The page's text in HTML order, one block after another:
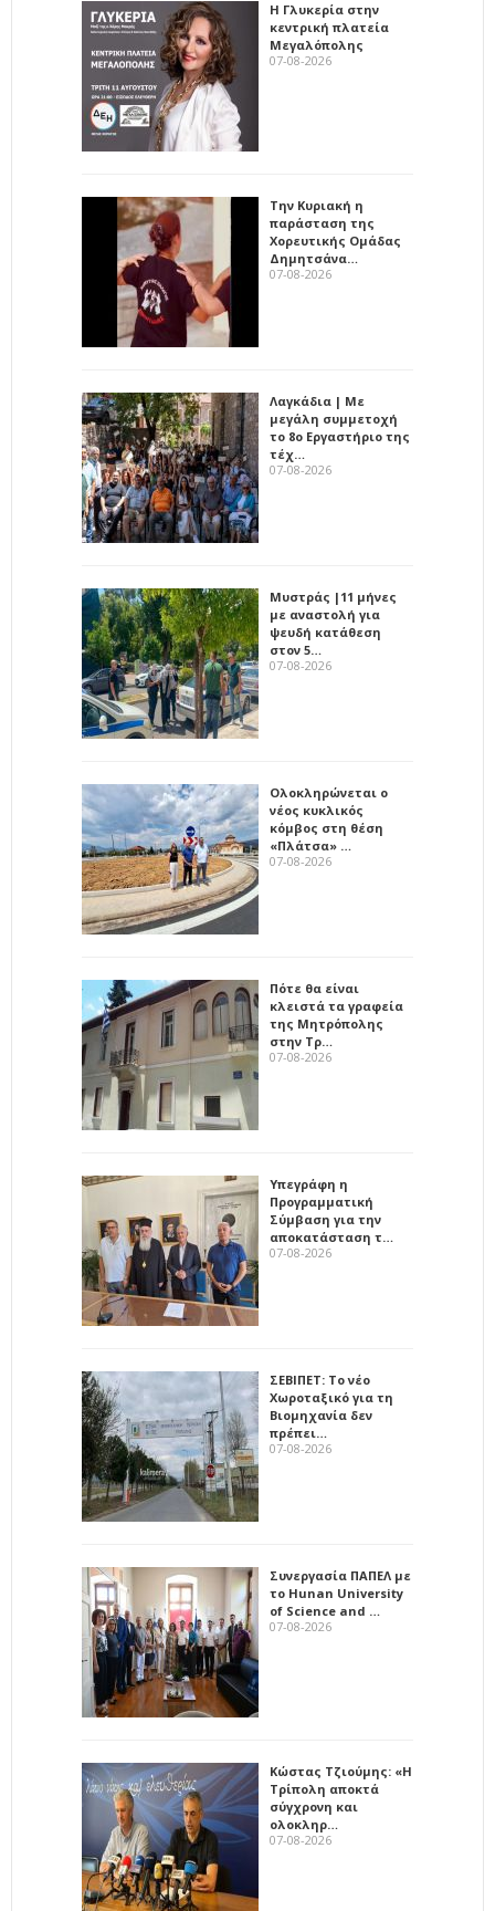
Η Γλυκερία στην
κεντρική πλατεία
Μεγαλόπολης
07-08-2026
Την Κυριακή η
παράσταση της
Χορευτικής Ομάδας
Δημητσάνα…
07-08-2026
Λαγκάδια | Με
μεγάλη συμμετοχή
το 8ο Εργαστήριο της
τέχ…
07-08-2026
Μυστράς |11 μήνες
με αναστολή για
ψευδή κατάθεση
στον 5…
07-08-2026
Ολοκληρώνεται ο
νέος κυκλικός
κόμβος στη θέση
«Πλάτσα» …
07-08-2026
Πότε θα είναι
κλειστά τα γραφεία
της Μητρόπολης
στην Τρ…
07-08-2026
Υπεγράφη η
Προγραμματική
Σύμβαση για την
αποκατάσταση τ…
07-08-2026
ΣΕΒΙΠΕΤ: Το νέο
Χωροταξικό για τη
Βιομηχανία δεν
πρέπει…
07-08-2026
Συνεργασία ΠΑΠΕΛ με
το Hunan University
of Science and …
07-08-2026
Κώστας Τζιούμης: «Η
Τρίπολη αποκτά
σύγχρονη και
ολοκληρ…
07-08-2026